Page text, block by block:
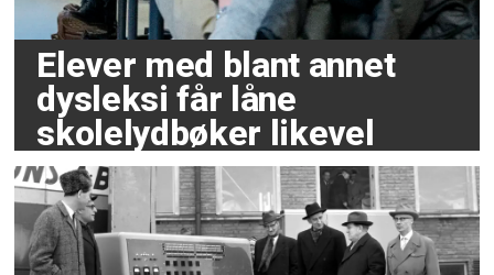
Elever med blant annet
dysleksi får låne
skolelydbøker likevel